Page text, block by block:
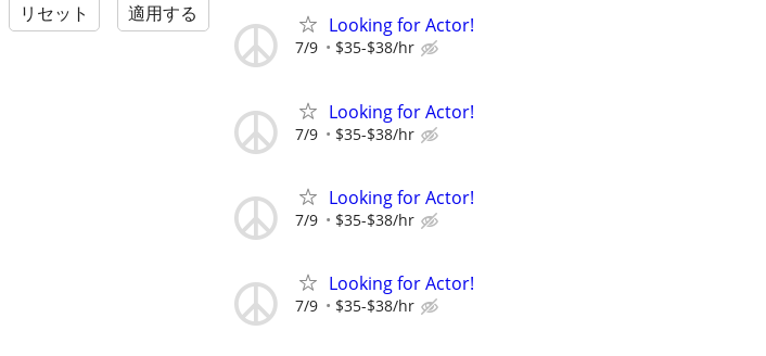
リセット 適用する
Looking for Actor!
7/9 $35-$38/hr
Looking for Actor!
7/9 $35-$38/hr
Looking for Actor!
7/9 $35-$38/hr
Looking for Actor!
7/9 $35-$38/hr